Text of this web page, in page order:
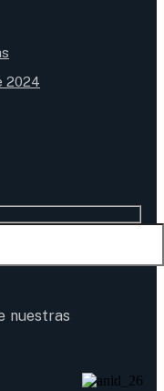
2024
nuestras